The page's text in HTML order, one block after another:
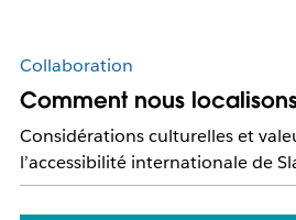
Collaboration
Comment nous
Considérations culturelles et
l’accessibilité internationale de